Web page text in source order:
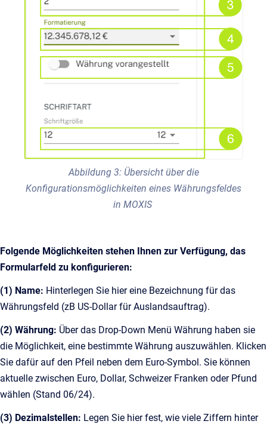
Abbildung 3: Übersicht über die
Konfigurationsmöglichkeiten eines Währungsfeldes
in MOXIS
Folgende Möglichkeiten stehen Ihnen zur Verfügung, das
Formularfeld zu konfigurieren:
(1) Name: Hinterlegen Sie hier eine Bezeichnung für das
Währungsfeld (zB US-Dollar für Auslandsauftrag).
(2) Währung: Über das Drop-Down Menü Währung haben sie
die Möglichkeit, eine bestimmte Währung auszuwählen. Klicken
Sie dafür auf den Pfeil neben dem Euro-Symbol. Sie können
aktuelle zwischen Euro, Dollar, Schweizer Franken oder Pfund
wählen (Stand 06/24).
(3) Dezimalstellen: Legen Sie hier fest, wie viele Ziffern hinter